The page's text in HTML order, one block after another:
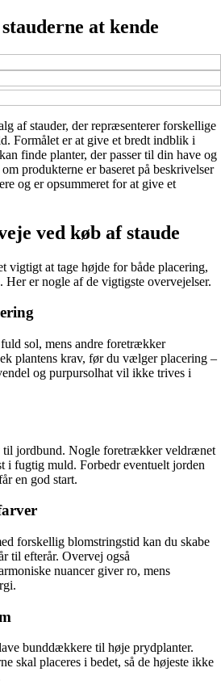
at kende
af stauder, der repræsenterer forskellige
Formålet er at give et bredt indblik i
finde planter, der passer til din have og
produkterne er baseret på beskrivelser
og er opsummeret for at give et
ved køb af staude
vigtigt at tage højde for både placering,
er nogle af de vigtigste overvejelser.
sol, mens andre foretrækker
plantens krav, før du vælger placering –
og purpursolhat vil ikke trives i
til jordbund. Nogle foretrækker veldrænet
i fugtig muld. Forbedr eventuelt jorden
en god start.
forskellig blomstringstid kan du skabe
til efterår. Overvej også
nuancer giver ro, mens
bunddækkere til høje prydplanter.
skal placeres i bedet, så de højeste ikke